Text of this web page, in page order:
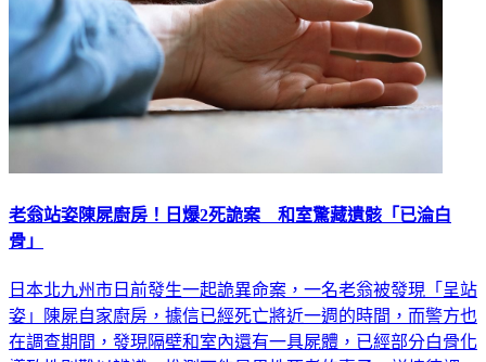
老翁站姿陳屍廚房！日爆2死詭案 和室驚藏遺骸「已淪白
骨」
日本北九州市日前發生一起詭異命案，一名老翁被發現「呈站
姿」陳屍自家廚房，據信已經死亡將近一週的時間，而警方也
在調查期間，發現隔壁和室內還有一具屍體，已經部分白骨化